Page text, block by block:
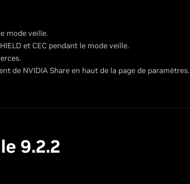
mode veille.
et CEC pendant le mode veille.
de NVIDIA Share en haut de la page de paramètres.
9.2.2